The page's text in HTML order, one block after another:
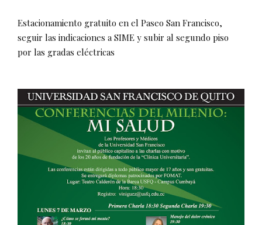
Estacionamiento gratuito en el Paseo San Francisco,
seguir las indicaciones a SIME y subir al segundo piso
por las gradas eléctricas